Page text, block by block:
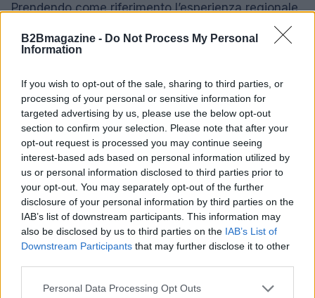
B2Bmagazine - Do Not Process My Personal
Information
If you wish to opt-out of the sale, sharing to third parties, or
processing of your personal or sensitive information for
targeted advertising by us, please use the below opt-out
section to confirm your selection. Please note that after your
opt-out request is processed you may continue seeing
interest-based ads based on personal information utilized by
us or personal information disclosed to third parties prior to
your opt-out. You may separately opt-out of the further
disclosure of your personal information by third parties on the
IAB’s list of downstream participants. This information may
also be disclosed by us to third parties on the IAB’s List of
Downstream Participants that may further disclose it to other
Please note that this website/app uses one or more Google
Personal Data Processing Opt Outs
Prendendo come riferimento l’esperienza regionale
sulla qualità dell’aria, il dataset pubblicato diventa
una traccia utile per ricostruire l’ecosistema
le misure, portali che pubblicano e documentano i
file, enti locali che rielaborano i dati per uso urbano
e imprese che supportano l’infrastruttura
tecnologica. Questo esempio mostra come il valore
emerga solo attraverso interdipendenze funzionali
e raccomanda una visione sistemica delle politiche
sui dati aperti.
In sintesi, considerare idati aperti come elementi